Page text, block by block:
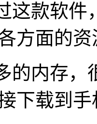
这款软件
方面的资
的内存
下载到